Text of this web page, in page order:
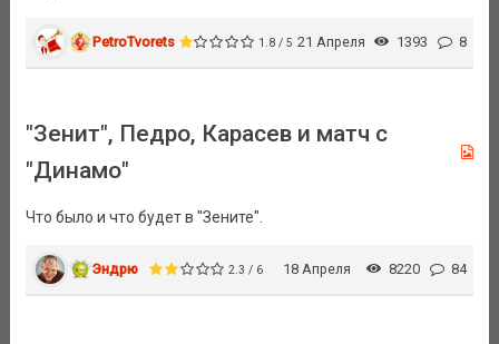
PetroTvorets 1.8 / 5 21 Апреля 1393 8
"Зенит", Педро, Карасев и матч с
"Динамо"
Что было и что будет в "Зените".
Эндрю 2.3 / 6 18 Апреля 8220 84